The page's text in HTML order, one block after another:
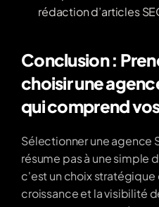
rédaction d’articles
Conclusion :
choisir une
qui comprend
Sélectionner une agence
résume pas à une simple
c'est un choix
croissance et la visibilité